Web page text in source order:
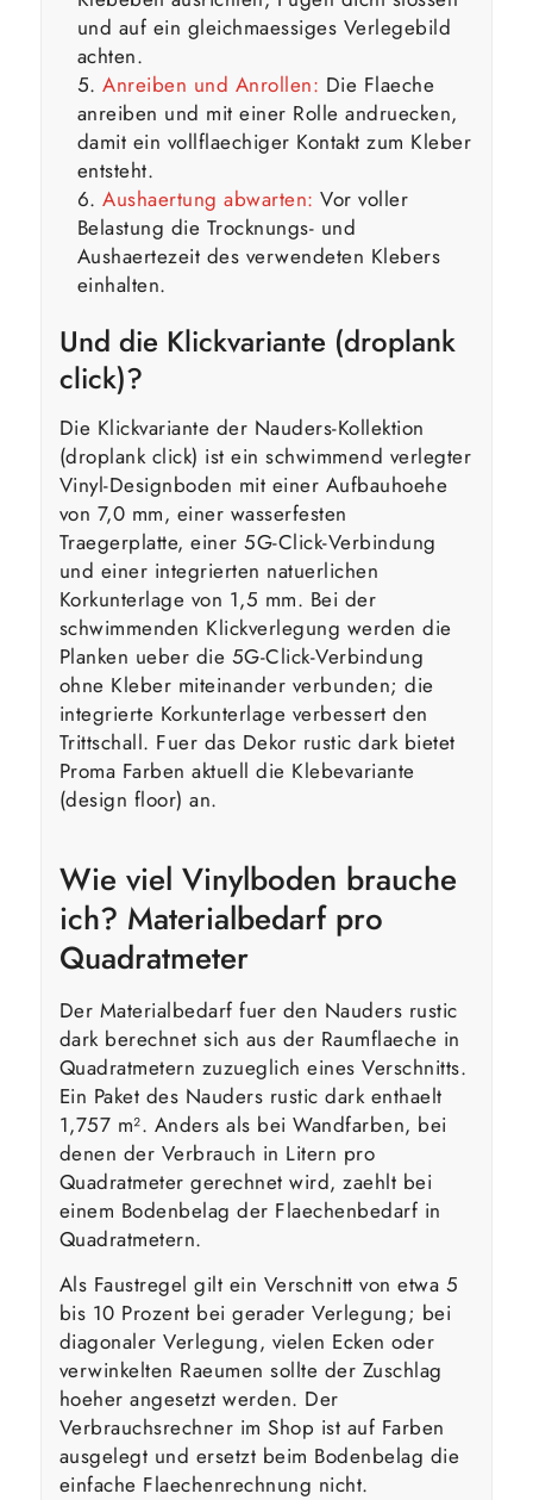
und auf ein gleichmaessiges Verlegebild
achten.
Anreiben und Anrollen: Die Flaeche
anreiben und mit einer Rolle andruecken,
damit ein vollflaechiger Kontakt zum Kleber
entsteht.
Aushaertung abwarten: Vor voller
Belastung die Trocknungs- und
Aushaertezeit des verwendeten Klebers
einhalten.
Und die Klickvariante (droplank
click)?
Die Klickvariante der Nauders-Kollektion
(droplank click) ist ein schwimmend verlegter
Vinyl-Designboden mit einer Aufbauhoehe
von 7,0 mm, einer wasserfesten
Traegerplatte, einer 5G-Click-Verbindung
und einer integrierten natuerlichen
Korkunterlage von 1,5 mm. Bei der
schwimmenden Klickverlegung werden die
Planken ueber die 5G-Click-Verbindung
ohne Kleber miteinander verbunden; die
integrierte Korkunterlage verbessert den
Trittschall. Fuer das Dekor rustic dark bietet
Proma Farben aktuell die Klebevariante
(design floor) an.
Wie viel Vinylboden brauche
ich? Materialbedarf pro
Quadratmeter
Der Materialbedarf fuer den Nauders rustic
dark berechnet sich aus der Raumflaeche in
Quadratmetern zuzueglich eines Verschnitts.
Ein Paket des Nauders rustic dark enthaelt
1,757 m². Anders als bei Wandfarben, bei
denen der Verbrauch in Litern pro
Quadratmeter gerechnet wird, zaehlt bei
einem Bodenbelag der Flaechenbedarf in
Quadratmetern.
Als Faustregel gilt ein Verschnitt von etwa 5
bis 10 Prozent bei gerader Verlegung; bei
diagonaler Verlegung, vielen Ecken oder
verwinkelten Raeumen sollte der Zuschlag
hoeher angesetzt werden. Der
Verbrauchsrechner im Shop ist auf Farben
ausgelegt und ersetzt beim Bodenbelag die
einfache Flaechenrechnung nicht.